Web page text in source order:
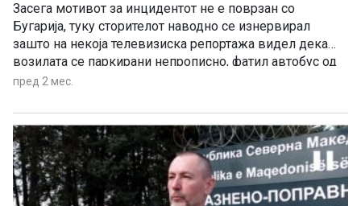
Засега мотивот за инцидентот не е поврзан со
Бугарија, туку сторителот наводно се изнервирал
зашто на некоја телевизиска репортажа видел дека
возилата се паркирани непрописно, фатил автобус од
Драчево, дошол во Центар и ги запалил возилата
пред 2 мес.